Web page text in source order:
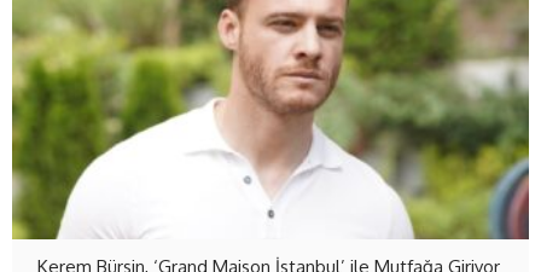
Kerem Bürsin, ‘Grand Maison İstanbul’ ile Mutfağa Giriyor